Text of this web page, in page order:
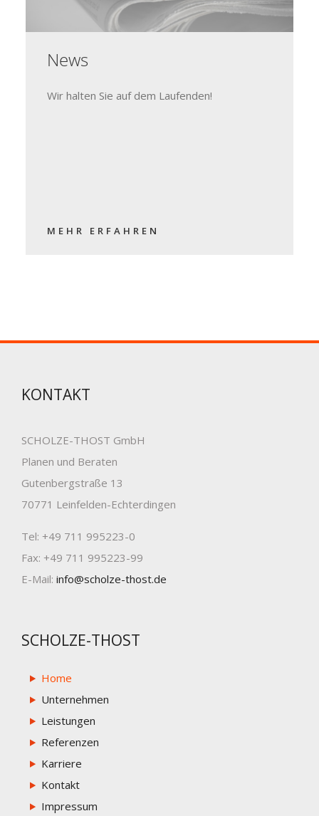
News
Wir halten Sie auf dem Laufenden!
MEHR ERFAHREN
KONTAKT
SCHOLZE-THOST GmbH
Planen und Beraten
Gutenbergstraße 13
70771 Leinfelden-Echterdingen
Tel: +49 711 995223-0
Fax: +49 711 995223-99
E-Mail: info@scholze-thost.de
SCHOLZE-THOST
Home
Unternehmen
Leistungen
Referenzen
Karriere
Kontakt
Impressum